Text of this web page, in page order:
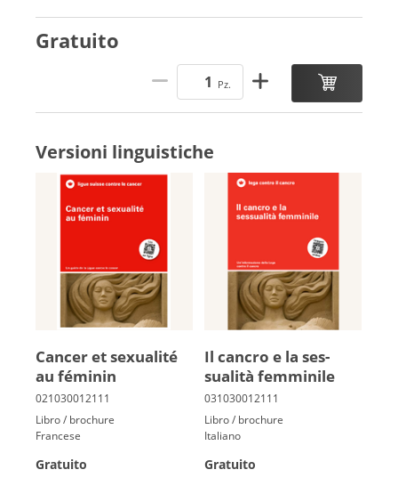
Gratuito
Pz.
Versioni linguistiche
Can­cer et sexua­lité
au fé­mi­nin
Libro / brochure
Francese
Gratuito
Il cancro e la ses­
sualità femminile
Libro / brochure
Italiano
Gratuito